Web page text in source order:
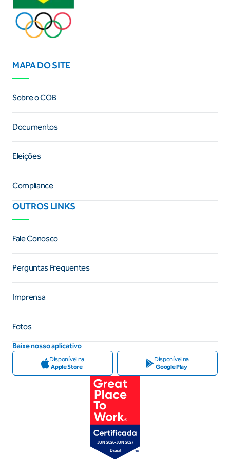
MAPA DO SITE
Sobre o COB
Documentos
Eleições
Compliance
OUTROS LINKS
Fale Conosco
Perguntas Frequentes
Imprensa
Fotos
Baixe nosso aplicativo
Disponível na
Apple Store
Disponível na
Google Play